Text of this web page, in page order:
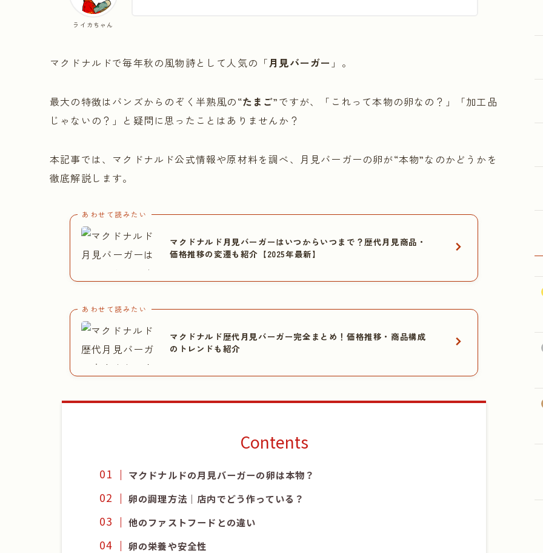
ライカちゃん
マクドナルドで毎年秋の風物詩として人気の「月見バーガー 」。
最大の特徴はバンズからのぞく半熟風の“たまご”ですが、「これって本物の卵なの？」「加工品
じゃないの？」と疑問に思ったことはありませんか？
本記事では、マクドナルド公式情報や原材料を調べ、月見バーガーの卵が“本物”なのかどうかを
徹底解説します。
あわせて読みたい
マクドナルド月見バーガーはいつからいつまで？歴代月見商品・
価格推移の変遷も紹介【2025年最新】
あわせて読みたい
マクドナルド歴代月見バーガー完全まとめ！価格推移・商品構成
のトレンドも紹介
Contents
マクドナルドの月見バーガーの卵は本物？
卵の調理方法｜店内でどう作っている？
他のファストフードとの違い
卵の栄養や安全性